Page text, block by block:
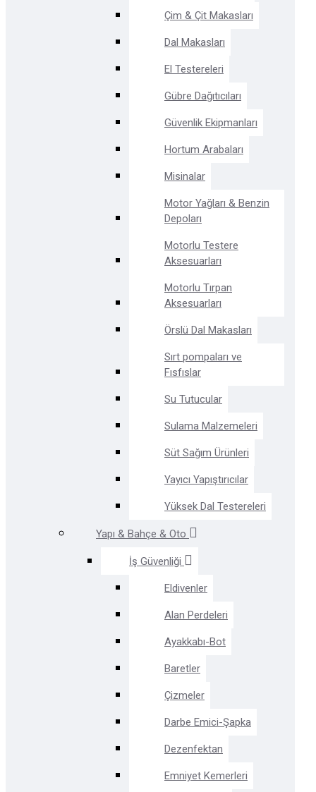
Çim & Çit Makasları
Dal Makasları
El Testereleri
Gübre Dağıtıcıları
Güvenlik Ekipmanları
Hortum Arabaları
Misinalar
Motor Yağları & Benzin
Depoları
Motorlu Testere
Aksesuarları
Motorlu Tırpan
Aksesuarları
Örslü Dal Makasları
Sırt pompaları ve
Fısfıslar
Su Tutucular
Sulama Malzemeleri
Süt Sağım Ürünleri
Yayıcı Yapıştırıcılar
Yüksek Dal Testereleri
Yapı & Bahçe & Oto
İş Güvenliği
Eldivenler
Alan Perdeleri
Ayakkabı-Bot
Baretler
Çizmeler
Darbe Emici-Şapka
Dezenfektan
Emniyet Kemerleri